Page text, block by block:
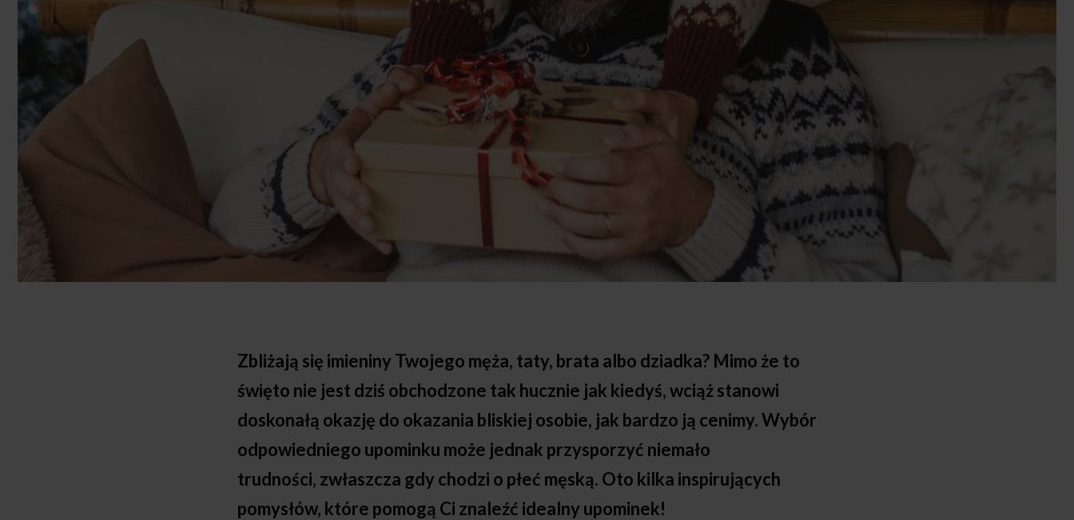
Zbliżają się imieniny Twojego męża, taty, brata albo dziadka? Mimo że to
święto nie jest dziś obchodzone tak hucznie jak kiedyś, wciąż stanowi
doskonałą okazję do okazania bliskiej osobie, jak bardzo ją cenimy. Wybór
odpowiedniego upominku może jednak przysporzyć niemało
trudności, zwłaszcza gdy chodzi o płeć męską. Oto kilka inspirujących
pomysłów, które pomogą Ci znaleźć idealny upominek!